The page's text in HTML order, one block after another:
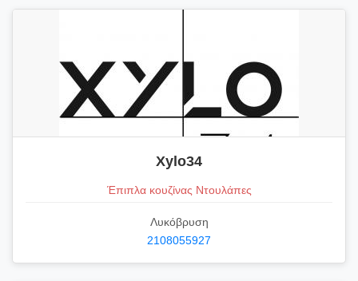
Xylo34
Έπιπλα κουζίνας Ντουλάπες
Λυκόβρυση
2108055927